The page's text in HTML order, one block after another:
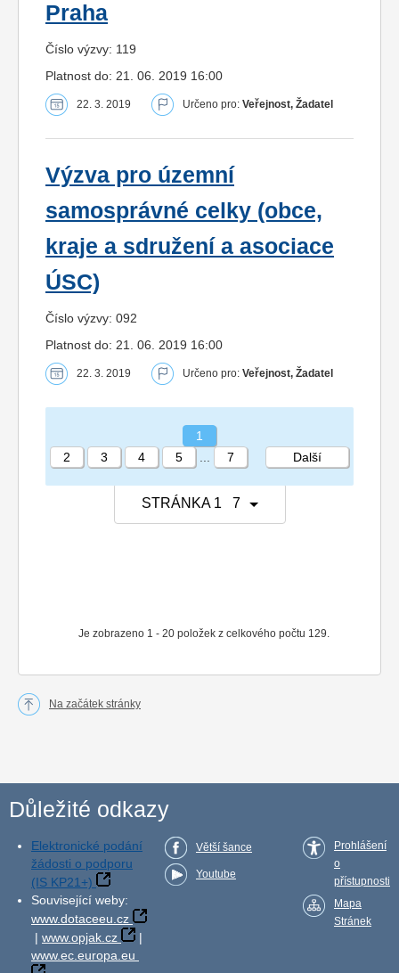
Praha
Číslo výzvy: 119
Platnost do: 21. 06. 2019 16:00
22. 3. 2019 Určeno pro: Veřejnost, Žadatel
Výzva pro územní
samosprávné celky (obce,
kraje a sdružení a asociace
ÚSC)
Číslo výzvy: 092
Platnost do: 21. 06. 2019 16:00
22. 3. 2019 Určeno pro: Veřejnost, Žadatel
STRÁNKA 1 7
Je zobrazeno 1 - 20 položek z celkového počtu 129.
1
2
3 4 5 7 Další
Na začátek stránky
Důležité odkazy
Elektronické podání
žádosti o podporu
(IS KP21+)
Související weby:
www.dotaceeu.cz
| www.opjak.cz
|
www.ec.europa.eu
Větší šance
Youtube
Prohlášení
o
přístupnosti
Mapa
Stránek